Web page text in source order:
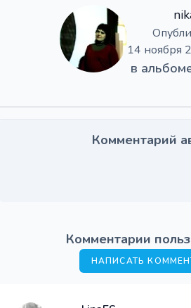
14 ноября
в
Комментарий
Комментарии
НАПИСАТЬ